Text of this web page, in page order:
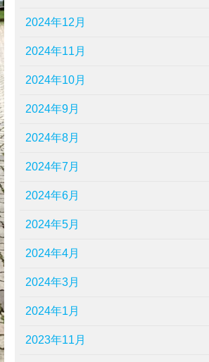
2024年12月
2024年11月
2024年10月
2024年9月
2024年8月
2024年7月
2024年6月
2024年5月
2024年4月
2024年3月
2024年1月
2023年11月